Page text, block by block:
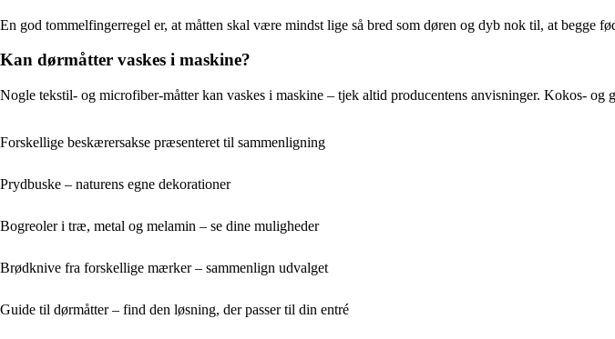
En god tommelfingerregel er, at måtten skal være mindst lige så bred som døren og dyb nok til, at begge
Kan dørmåtter vaskes i maskine?
Nogle tekstil- og microfiber-måtter kan vaskes i maskine – tjek altid producentens anvisninger. Kokos- og
Forskellige beskærersakse præsenteret til sammenligning
Prydbuske – naturens egne dekorationer
Bogreoler i træ, metal og melamin – se dine muligheder
Brødknive fra forskellige mærker – sammenlign udvalget
Guide til dørmåtter – find den løsning, der passer til din entré